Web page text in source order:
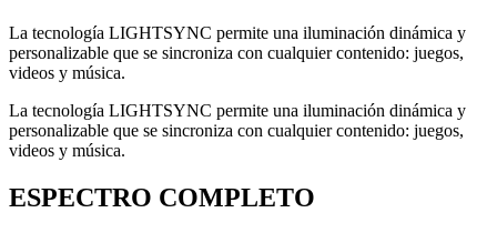
La tecnología LIGHTSYNC permite una iluminación dinámica y
personalizable que se sincroniza con cualquier contenido: juegos,
videos y música.
La tecnología LIGHTSYNC permite una iluminación dinámica y
personalizable que se sincroniza con cualquier contenido: juegos,
videos y música.
ESPECTRO COMPLETO